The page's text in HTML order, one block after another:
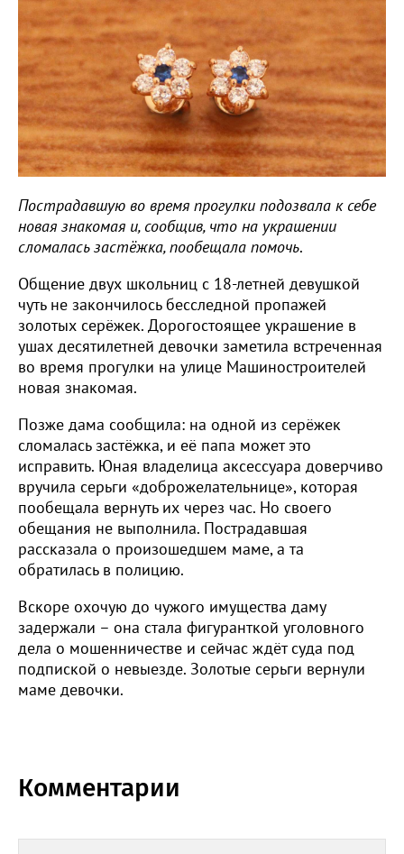
Пострадавшую во время прогулки подозвала к себе
новая знакомая и, сообщив, что на украшении
сломалась застёжка, пообещала помочь.
Общение двух школьниц с 18-летней девушкой
чуть не закончилось бесследной пропажей
золотых серёжек. Дорогостоящее украшение в
ушах десятилетней девочки заметила встреченная
во время прогулки на улице Машиностроителей
новая знакомая.
Позже дама сообщила: на одной из серёжек
сломалась застёжка, и её папа может это
исправить. Юная владелица аксессуара доверчиво
вручила серьги «доброжелательнице», которая
пообещала вернуть их через час. Но своего
обещания не выполнила. Пострадавшая
рассказала о произошедшем маме, а та
обратилась в полицию.
Вскоре охочую до чужого имущества даму
задержали – она стала фигуранткой уголовного
дела о мошенничестве и сейчас ждёт суда под
подпиской о невыезде. Золотые серьги вернули
маме девочки.
Комментарии